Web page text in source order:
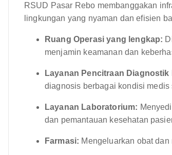
RSUD Pasar Rebo membanggakan
lingkungan yang nyaman dan efisien
Ruang Operasi yang lengkap:
menjamin keamanan dan
Layanan Pencitraan Diagnostik
diagnosis berbagai kondisi medis
Layanan Laboratorium:
dan pemantauan kesehatan
Farmasi: Mengeluarkan obat